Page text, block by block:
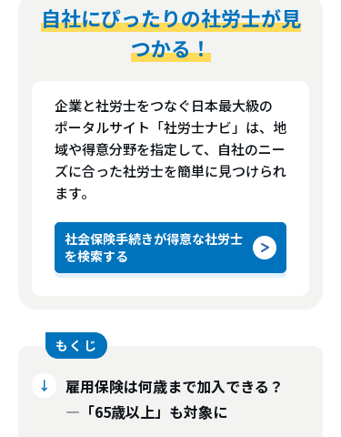
自社にぴったりの社労士が見
つかる！
企業と社労士をつなぐ日本最大級の
ポータルサイト「社労士ナビ」は、地
域や得意分野を指定して、自社のニー
ズに合った社労士を簡単に見つけられ
ます。
社会保険手続きが得意な社労士
を検索する
雇用保険は何歳まで加入できる？
―「65歳以上」も対象に